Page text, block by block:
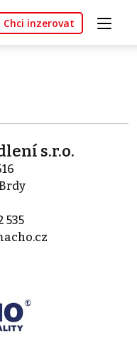
Chci inzerovat
s.r.o.
535